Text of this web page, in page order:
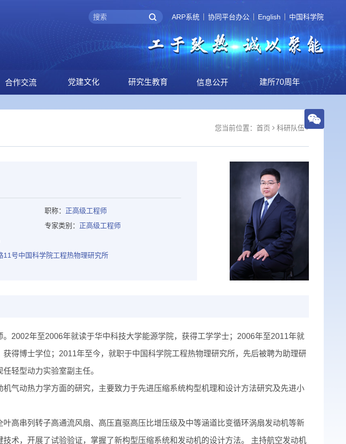
ARP系统 协同平台办公 English 中国科学院
合作交流 党建文化 研究生教育 信息公开 建所70周年
您当前位置： 首页 科研队伍
职称： 正高级工程师
专家类别： 正高级工程师
11号中国科学院工程热物理研究所
年至2006年就读于华中科技大学能源学院，获得工学学士；2006年至2011年就
得博士学位；2011年至今，就职于中国科学院工程热物理研究所，先后被聘为助理研
轻型动力实验室副主任。
动热力学方面的研究，主要致力于先进压缩系统构型机理和设计方法研究及先进小
高串列转子高通流风扇、高压直驱高压比增压级及中等涵道比变循环涡扇发动机等新
术，开展了试验验证，掌握了新构型压缩系统和发动机的设计方法。 主持航空发动机